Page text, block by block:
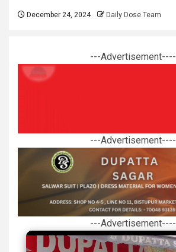
December 24, 2024 Daily Dose Team
---Advertisement----
---Advertisement----
---Advertisement----